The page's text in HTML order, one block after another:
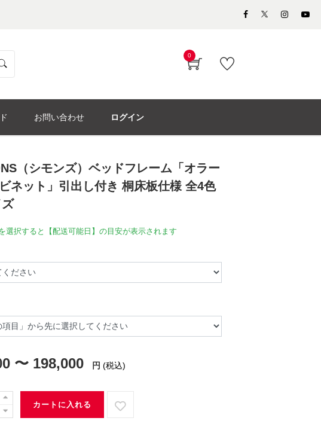
0
お問い合わせ ログイン
（シモンズ）ベッドフレーム「オラー
ネット」引出し付き 桐床板仕様 全4色
選択すると【配送可能日】の目安が表示されます
〜 198,000 円 (税込)
カートに入れる